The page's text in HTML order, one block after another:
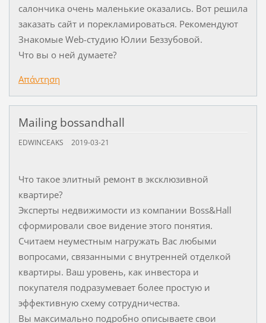
салончика очень маленькие оказались. Вот решила
заказать сайт и порекламироваться. Рекомендуют
Знакомые Web-студию Юлии Беззубовой.
Что вы о ней думаете?
Απάντηση
Mailing bossandhall
EDWINCEAKS 2019-03-21
Что такое элитный ремонт в эксклюзивной
квартире?
Эксперты недвижимости из компании Boss&Hall
сформировали свое видение этого понятия.
Считаем неуместным нагружать Вас любыми
вопросами, связанными с внутренней отделкой
квартиры. Ваш уровень, как инвестора и
покупателя подразумевает более простую и
эффективную схему сотрудничества.
Вы максимально подробно описываете свои